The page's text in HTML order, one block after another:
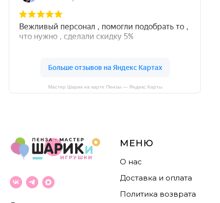
Мастер Шарик на карте Пензы — Яндекс Карты
МЕНЮ
О нас
Доставка и оплата
Политика возврата